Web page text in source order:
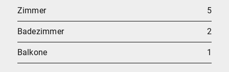
Zimmer 5
Badezimmer 2
Balkone 1